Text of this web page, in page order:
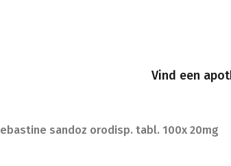
Vind een
ebastine sandoz orodisp. tabl. 100x 20mg